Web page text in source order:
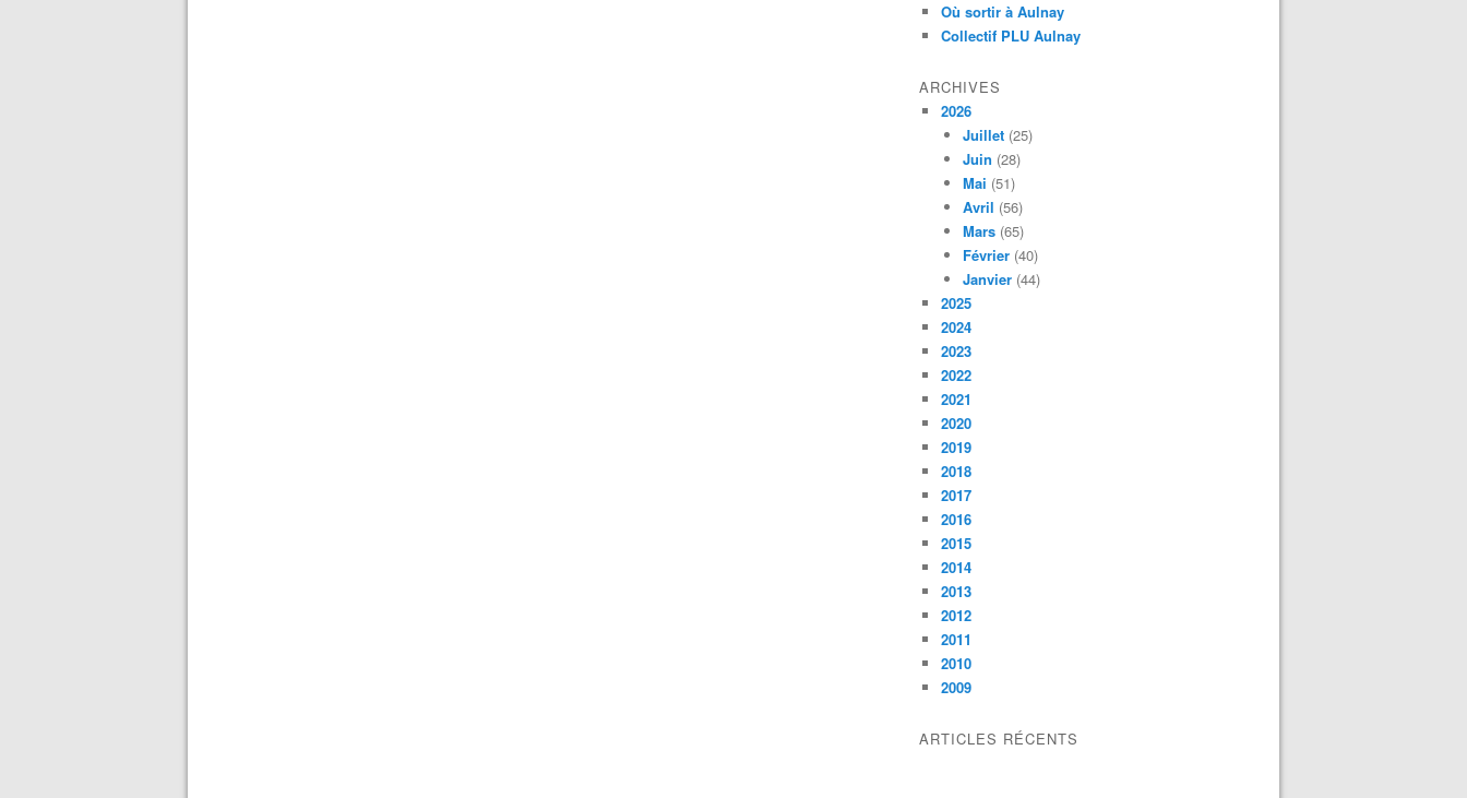
Où sortir à Aulnay
Collectif PLU Aulnay
ARCHIVES
2026
Juillet (25)
Juin (28)
Mai (51)
Avril (56)
Mars (65)
Février (40)
Janvier (44)
2025
2024
2023
2022
2021
2020
2019
2018
2017
2016
2015
2014
2013
2012
2011
2010
2009
ARTICLES RÉCENTS